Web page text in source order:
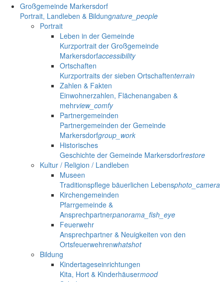
Großgemeinde Markersdorf
Portrait, Landleben & Bildungnature_people
Portrait
Leben in der Gemeinde
Kurzportrait der Großgemeinde
Markersdorfaccessibility
Ortschaften
Kurzportraits der sieben Ortschaftenterrain
Zahlen & Fakten
Einwohnerzahlen, Flächenangaben &
mehrview_comfy
Partnergemeinden
Partnergemeinden der Gemeinde
Markersdorfgroup_work
Historisches
Geschichte der Gemeinde Markersdorfrestore
Kultur / Religion / Landleben
Museen
Traditionspflege bäuerlichen Lebensphoto_camera
Kirchengemeinden
Pfarrgemeinde &
Ansprechpartnerpanorama_fish_eye
Feuerwehr
Ansprechpartner & Neuigkeiten von den
Ortsfeuerwehrenwhatshot
Bildung
Kindertageseinrichtungen
Kita, Hort & Kinderhäusermood